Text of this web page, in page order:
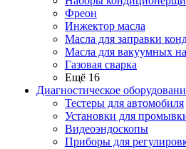
Фреон
Инжектор масла
Масла для заправки
Масла для вакуумных
Газовая сварка
Ещё 16
Диагностическое
Тестеры для автомобиля
Установки для
Видеоэндоскопы
Приборы для